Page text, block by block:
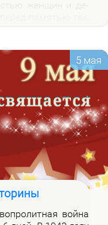
5 мая
вой­на